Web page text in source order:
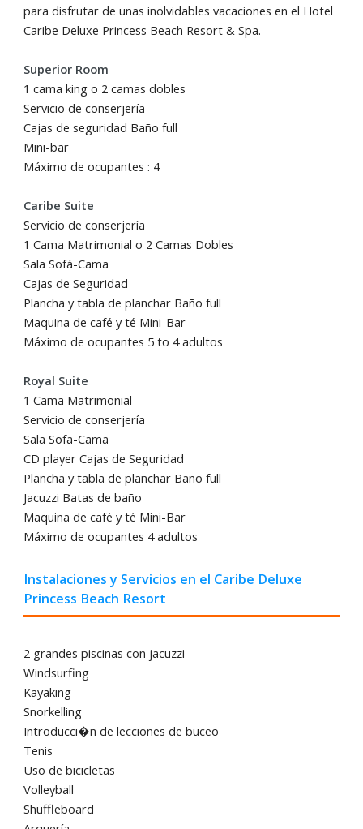
para disfrutar de unas inolvidables vacaciones en el Hotel
Caribe Deluxe Princess Beach Resort & Spa.
Superior Room
1 cama king o 2 camas dobles
Servicio de conserjería
Cajas de seguridad Baño full
Mini-bar
Máximo de ocupantes : 4
Caribe Suite
Servicio de conserjería
1 Cama Matrimonial o 2 Camas Dobles
Sala Sofá-Cama
Cajas de Seguridad
Plancha y tabla de planchar Baño full
Maquina de café y té Mini-Bar
Máximo de ocupantes 5 to 4 adultos
Royal Suite
1 Cama Matrimonial
Servicio de conserjería
Sala Sofa-Cama
CD player Cajas de Seguridad
Plancha y tabla de planchar Baño full
Jacuzzi Batas de baño
Maquina de café y té Mini-Bar
Máximo de ocupantes 4 adultos
Instalaciones y Servicios en el Caribe Deluxe
Princess Beach Resort
2 grandes piscinas con jacuzzi
Windsurfing
Kayaking
Snorkelling
Introducci�n de lecciones de buceo
Tenis
Uso de bicicletas
Volleyball
Shuffleboard